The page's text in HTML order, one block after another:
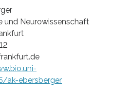
und Neurowissenschaft
ak-ebersberger